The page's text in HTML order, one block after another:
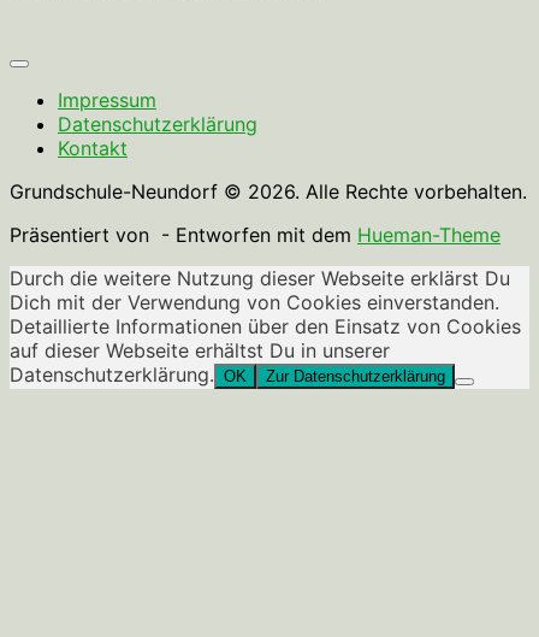
Impressum
Datenschutzerklärung
Kontakt
Grundschule-Neundorf © 2026. Alle Rechte vorbehalten.
Präsentiert von - Entworfen mit dem Hueman-Theme
Durch die weitere Nutzung dieser Webseite erklärst Du
Dich mit der Verwendung von Cookies einverstanden.
Detaillierte Informationen über den Einsatz von Cookies
auf dieser Webseite erhältst Du in unserer
Datenschutzerklärung. OK Zur Datenschutzerklärung